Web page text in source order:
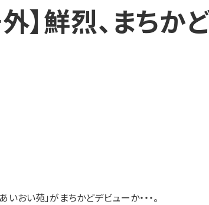
外】鮮烈、まちか
いおい苑」がまちかどデビューか・・・。